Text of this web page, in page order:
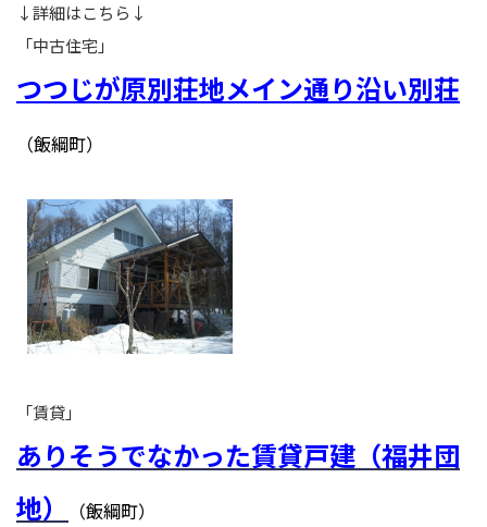
↓詳細はこちら↓
「中古住宅」
つつじが原別荘地メイン通り沿い別荘
（飯綱町）
「賃貸」
ありそうでなかった賃貸戸建（福井団
地）
（飯綱町）